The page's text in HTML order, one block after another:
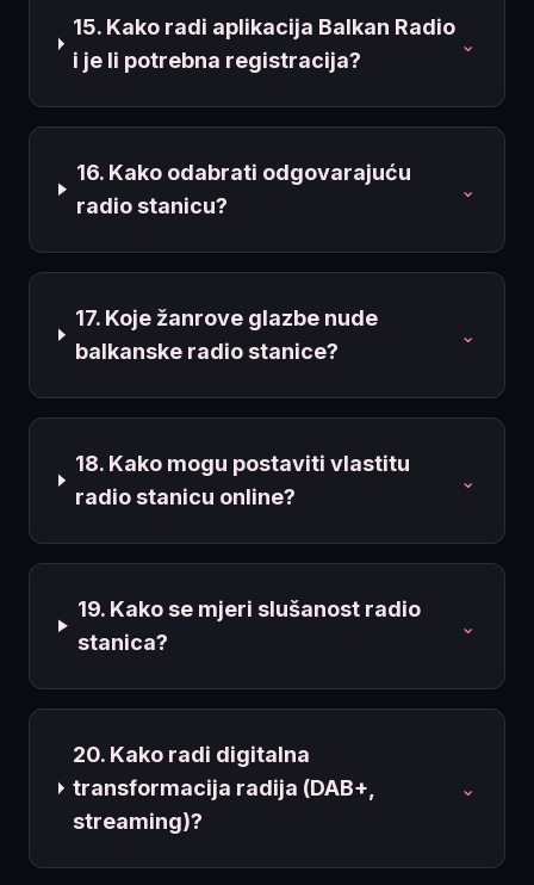
15. Kako radi aplikacija Balkan Radio
i je li potrebna registracija?
⌄
16. Kako odabrati odgovarajuću
radio stanicu?
⌄
17. Koje žanrove glazbe nude
balkanske radio stanice?
⌄
18. Kako mogu postaviti vlastitu
radio stanicu online?
⌄
19. Kako se mjeri slušanost radio
stanica?
⌄
20. Kako radi digitalna
transformacija radija (DAB+,
streaming)?
⌄